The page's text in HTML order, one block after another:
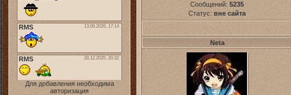
Для добавления необходима
авторизация
Сообщений: 5235
Статус: вне сайта
Neta